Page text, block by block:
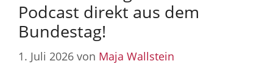
Podcast direkt aus dem
Bundestag!
1. Juli 2026 von Maja Wallstein